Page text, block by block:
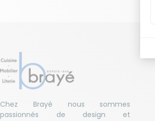
Chez Brayé nous sommes
passionnés de design et